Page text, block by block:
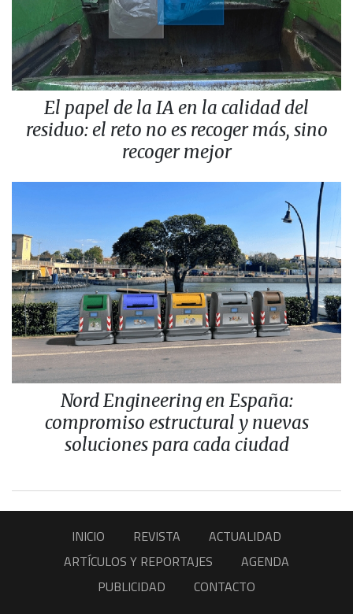
El papel de la IA en la calidad del
residuo: el reto no es recoger más, sino
recoger mejor
Nord Engineering en España:
compromiso estructural y nuevas
soluciones para cada ciudad
INICIO REVISTA
ACTUALIDAD
ARTÍCULOS Y REPORTAJES
AGENDA
PUBLICIDAD
CONTACTO